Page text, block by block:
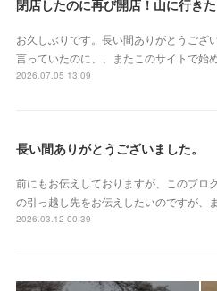
閉店したのに再び開店！山に行きた
お久しぶりです。長い間ありがとうござ
言っていたのに、、またこのサイトで始
2026.07.05 13:09
長い間ありがとうございました。
前にもお伝えしておりますが、このブロ
の引っ越し先をお伝えしたいのですが、
2026.03.12 00:39